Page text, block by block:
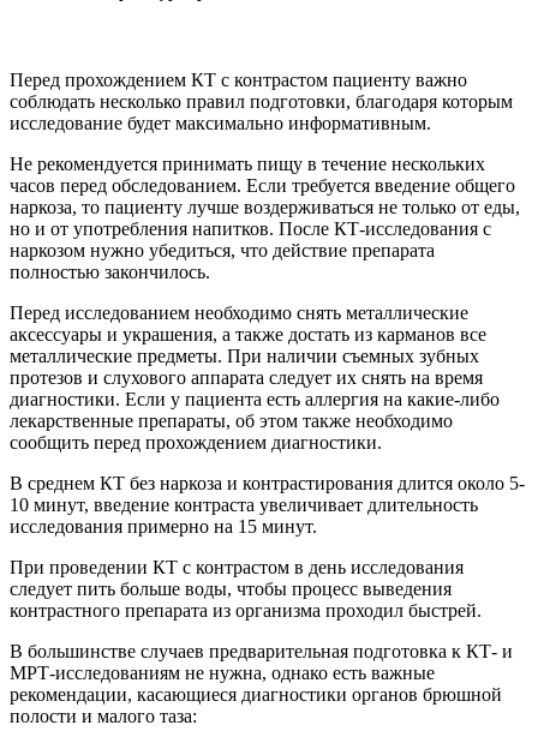
Перед прохождением КТ с контрастом пациенту важно
соблюдать несколько правил подготовки, благодаря которым
исследование будет максимально информативным.
Не рекомендуется принимать пищу в течение нескольких
часов перед обследованием. Если требуется введение общего
наркоза, то пациенту лучше воздерживаться не только от еды,
но и от употребления напитков. После КТ-исследования с
наркозом нужно убедиться, что действие препарата
полностью закончилось.
Перед исследованием необходимо снять металлические
аксессуары и украшения, а также достать из карманов все
металлические предметы. При наличии съемных зубных
протезов и слухового аппарата следует их снять на время
диагностики. Если у пациента есть аллергия на какие-либо
лекарственные препараты, об этом также необходимо
сообщить перед прохождением диагностики.
В среднем КТ без наркоза и контрастирования длится около 5-
10 минут, введение контраста увеличивает длительность
исследования примерно на 15 минут.
При проведении КТ с контрастом в день исследования
следует пить больше воды, чтобы процесс выведения
контрастного препарата из организма проходил быстрей.
В большинстве случаев предварительная подготовка к КТ- и
МРТ-исследованиям не нужна, однако есть важные
рекомендации, касающиеся диагностики органов брюшной
полости и малого таза: